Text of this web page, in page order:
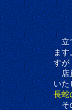
立て続けの２
ます。鮮やか
すが・・・あ
店員さん
いたＫＯＢＥ
長蛇の列がな
その反省を